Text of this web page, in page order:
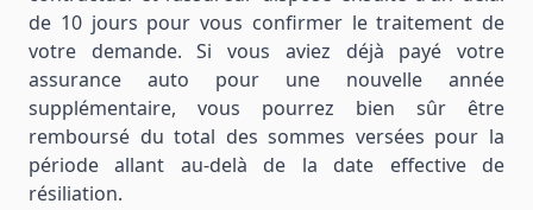
de 10 jours pour vous confirmer le traitement de
votre demande. Si vous aviez déjà payé votre
assurance auto pour une nouvelle année
supplémentaire, vous pourrez bien sûr être
remboursé du total des sommes versées pour la
période allant au-delà de la date effective de
résiliation.